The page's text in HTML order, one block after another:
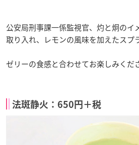
公安局刑事課一係監視官、灼と炯のイ
取り入れ、レモンの風味を加えたスプ
ゼリーの食感と合わせてお楽しみくだ
法斑静火：650円＋税